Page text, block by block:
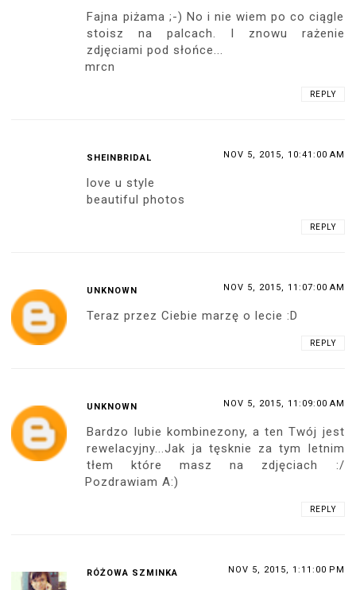
Fajna piżama ;-) No i nie wiem po co ciągle
stoisz na palcach. I znowu rażenie
zdjęciami pod słońce...
mrcn
REPLY
SHEINBRIDAL NOV 5, 2015, 10:41:00 AM
love u style
beautiful photos
REPLY
UNKNOWN NOV 5, 2015, 11:07:00 AM
Teraz przez Ciebie marzę o lecie :D
REPLY
UNKNOWN NOV 5, 2015, 11:09:00 AM
Bardzo lubie kombinezony, a ten Twój jest
rewelacyjny...Jak ja tęsknie za tym letnim
tłem które masz na zdjęciach :/
Pozdrawiam A:)
REPLY
RÓŻOWA SZMINKA NOV 5, 2015, 1:11:00 PM